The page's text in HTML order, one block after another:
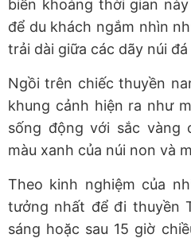
biến khoảng thời gian
để du khách ngắm nhìn
trải dài giữa các dãy núi
Ngồi trên chiếc thuyền
khung cảnh hiện ra như
sống động với sắc vàng
màu xanh của núi non và
Theo kinh nghiệm của
tưởng nhất để đi thuyền
sáng hoặc sau 15 giờ